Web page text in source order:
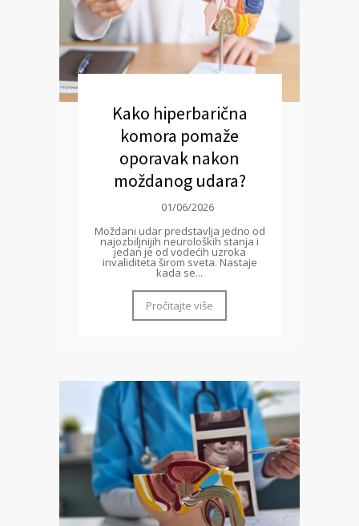
Kako hiperbarična
komora pomaže
oporavak nakon
moždanog udara?
01/06/2026
Moždani udar predstavlja jedno od
najozbiljnijih neuroloških stanja i
jedan je od vodećih uzroka
invaliditeta širom sveta. Nastaje
kada se...
Pročitajte više